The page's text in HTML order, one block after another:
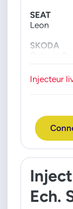
SEAT
Leon
SKODA
VW
Beetle CC
Scirocco
Moteur
Injecteur
Ech.